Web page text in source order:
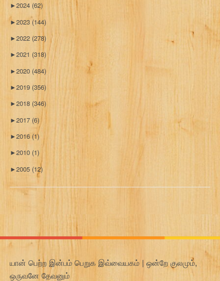
►2024 (62)
►2023 (144)
►2022 (278)
►2021 (318)
►2020 (484)
►2019 (356)
►2018 (346)
►2017 (6)
►2016 (1)
►2010 (1)
►2005 (12)
யான் பெற்ற இன்பம் பெறுக இவ்வையகம் | ஒன்றே குலமும்,
ஒருவனே தேவனும்